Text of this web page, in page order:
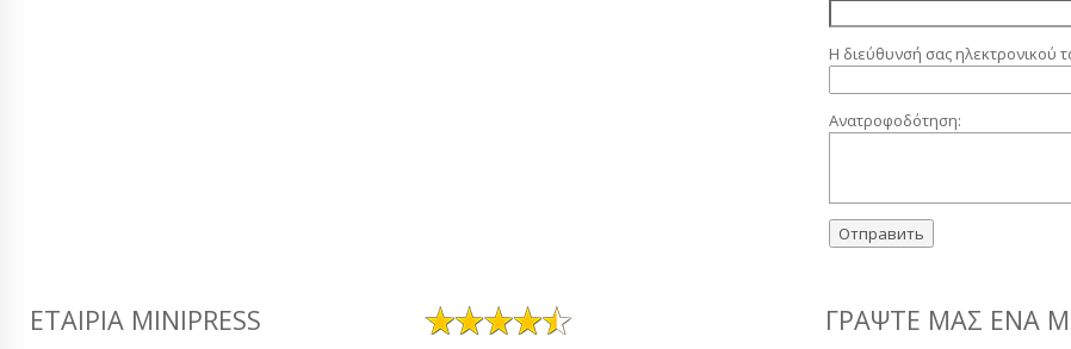
Η διεύθυνσή σας ηλεκτρονικού
Ανατροφοδότηση:
ΕΤΑΙΡΊΑ MINIPRESS ΓΡΆΨΤΕ ΜΑΣ ΈΝΑ